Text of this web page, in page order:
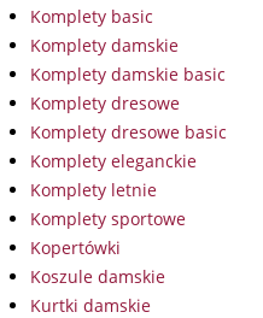
Komplety basic
Komplety damskie
Komplety damskie basic
Komplety dresowe
Komplety dresowe basic
Komplety eleganckie
Komplety letnie
Komplety sportowe
Kopertówki
Koszule damskie
Kurtki damskie